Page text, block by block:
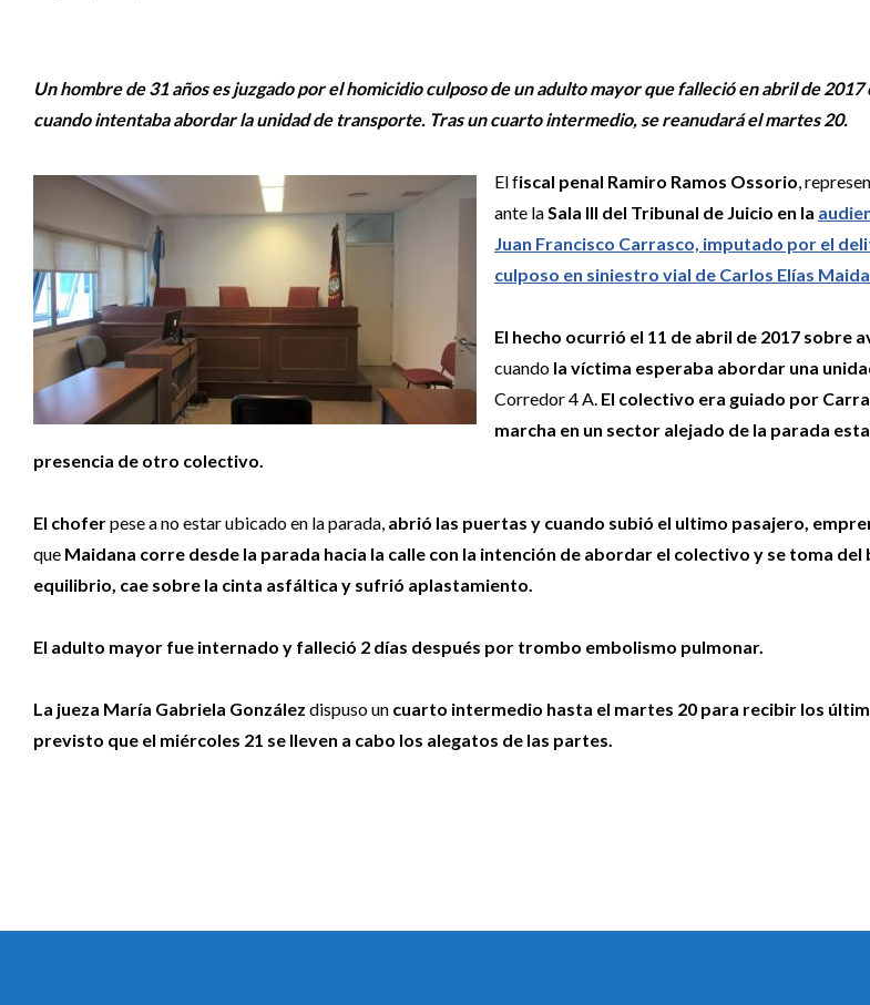
Un hombre de 31 años es juzgado por el homicidio culposo de un adulto mayor que falleció en abril de
cuando intentaba abordar la unidad de transporte. Tras un cuarto intermedio, se reanudará el martes 20.
El fiscal penal Ramiro Ramos Ossorio ,
ante la Sala III del Tribunal de Juicio en la
Juan Francisco Carrasco, imputado por el
culposo en siniestro vial de Carlos Elías
El hecho ocurrió el 11 de abril de 2017 sobre
cuando la víctima esperaba abordar una
Corredor 4 A. El colectivo era guiado por
marcha en un sector alejado de la parada
presencia de otro colectivo.
El choferpese a no estar ubicado en la parada, abrió las puertas y cuando subió el ultimo pasajero,
que Maidana corre desde la parada hacia la calle con la intención de abordar el colectivo y se toma
equilibrio, cae sobre la cinta asfáltica y sufrió aplastamiento.
El adulto mayor fue internado y falleció 2 días después por trombo embolismo pulmonar.
La jueza María Gabriela González dispuso un cuarto intermedio hasta el martes 20 para recibir los
previsto que el miércoles 21 se lleven a cabo los alegatos de las partes.